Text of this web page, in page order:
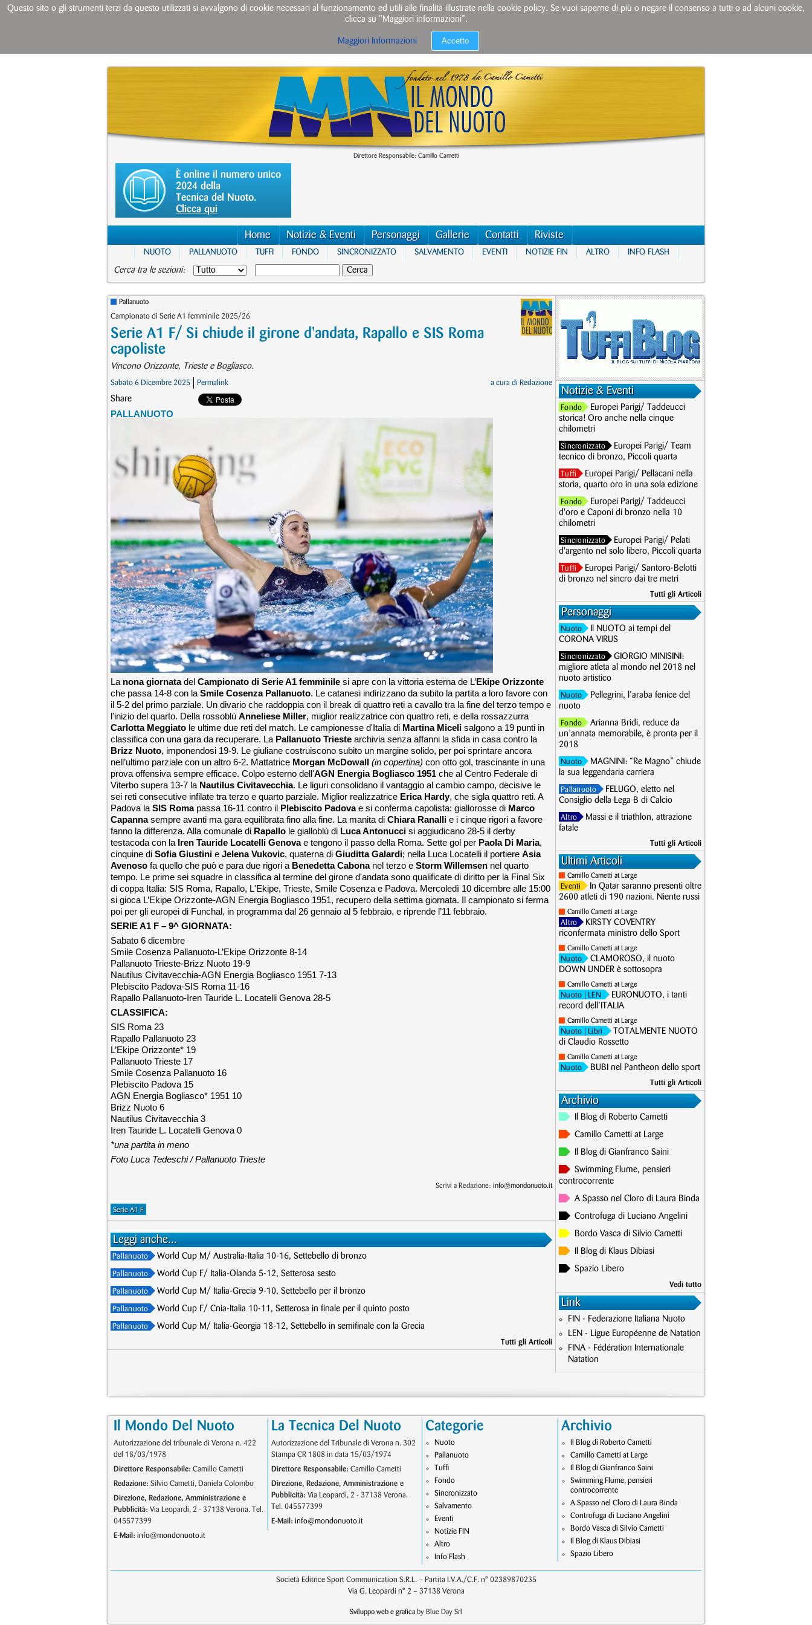
Direttore Responsabile: Camillo Cametti
È online il numero unico
2024 della
Tecnica del Nuoto.
Clicca qui
Home Notizie & Eventi Personaggi Gallerie Contatti Riviste
NUOTO PALLANUOTO TUFFI FONDO SINCRONIZZATO SALVAMENTO EVENTI NOTIZIE FIN ALTRO INFO FLASH
Cerca tra le sezioni:
Pallanuoto
Campionato di Serie A1 femminile 2025/26
Serie A1 F/ Si chiude il girone d'andata, Rapallo e SIS Roma
capoliste
Vincono Orizzonte, Trieste e Bogliasco.
Sabato 6 Dicembre 2025 Permalink a cura di Redazione
Share
PALLANUOTO
La nona giornatadel Campionato di Serie A1 femminile si apre con la vittoria esterna de L’Ekipe Orizzonte
che passa 14-8 con la Smile Cosenza Pallanuoto. Le catanesi indirizzano da subito la partita a loro favore con
il 5-2 del primo parziale. Un divario che raddoppia con il break di quattro reti a cavallo tra la fine del terzo tempo e
l'inizio del quarto. Della rossoblù Anneliese Miller, miglior realizzatrice con quattro reti, e della rossazzurra
Carlotta Meggiato le ultime due reti del match. Le campionesse d'Italia di Martina Miceli salgono a 19 punti in
classifica con una gara da recuperare. La Pallanuoto Trieste archivia senza affanni la sfida in casa contro la
Brizz Nuoto, imponendosi 19-9. Le giuliane costruiscono subito un margine solido, per poi sprintare ancora
nell’ultimo parziale con un altro 6-2. Mattatrice Morgan McDowall (in copertina) con otto gol, trascinante in una
prova offensiva sempre efficace. Colpo esterno dell'AGN Energia Bogliasco 1951 che al Centro Federale di
Viterbo supera 13-7 la Nautilus Civitavecchia. Le liguri consolidano il vantaggio al cambio campo, decisive le
sei reti consecutive infilate tra terzo e quarto parziale. Miglior realizzatrice Erica Hardy, che sigla quattro reti. A
Padova la SIS Romapassa 16-11 contro il Plebiscito Padovae si conferma capolista: giallorosse di Marco
Capannasempre avanti ma gara equilibrata fino alla fine. La manita di Chiara Ranalli e i cinque rigori a favore
fanno la differenza. Alla comunale di Rapallo le gialloblù di Luca Antonucci si aggiudicano 28-5 il derby
testacoda con la Iren Tauride Locatelli Genovae tengono il passo della Roma. Sette gol per Paola Di Maria,
cinquine di Sofia Giustini e Jelena Vukovic, quaterna di Giuditta Galardi; nella Luca Locatelli il portiere Asia
Avenoso fa quello che può e para due rigori a Benedetta Cabonanel terzo e Storm Willemsen nel quarto
tempo. Le prime sei squadre in classifica al termine del girone d'andata sono qualificate di diritto per la Final Six
di coppa Italia: SIS Roma, Rapallo, L'Ekipe, Trieste, Smile Cosenza e Padova. Mercoledì 10 dicembre alle 15:00
si gioca L’Ekipe Orizzonte-AGN Energia Bogliasco 1951, recupero della settima giornata. Il campionato si ferma
poi per gli europei di Funchal, in programma dal 26 gennaio al 5 febbraio, e riprende l’11 febbraio.
SERIE A1 F – 9^ GIORNATA:
Sabato 6 dicembre
Smile Cosenza Pallanuoto-L’Ekipe Orizzonte 8-14
Pallanuoto Trieste-Brizz Nuoto 19-9
Nautilus Civitavecchia-AGN Energia Bogliasco 1951 7-13
Plebiscito Padova-SIS Roma 11-16
Rapallo Pallanuoto-Iren Tauride L. Locatelli Genova 28-5
CLASSIFICA:
SIS Roma 23
Rapallo Pallanuoto 23
L’Ekipe Orizzonte* 19
Pallanuoto Trieste 17
Smile Cosenza Pallanuoto 16
Plebiscito Padova 15
AGN Energia Bogliasco* 1951 10
Brizz Nuoto 6
Nautilus Civitavecchia 3
Iren Tauride L. Locatelli Genova 0
*una partita in meno
Foto Luca Tedeschi / Pallanuoto Trieste
Scrivi a Redazione: info@mondonuoto.it
Serie A1 F
Leggi anche...
Pallanuoto World Cup M/ Australia-Italia 10-16, Settebello di bronzo
Pallanuoto World Cup F/ Italia-Olanda 5-12, Setterosa sesto
Pallanuoto World Cup M/ Italia-Grecia 9-10, Settebello per il bronzo
Pallanuoto World Cup F/ Cnia-Italia 10-11, Setterosa in finale per il quinto posto
Pallanuoto World Cup M/ Italia-Georgia 18-12, Settebello in semifinale con la Grecia
Tutti gli Articoli
Notizie & Eventi
Fondo
Europei Parigi/ Taddeucci
storica! Oro anche nella cinque
chilometri
Sincronizzato
Europei Parigi/ Team
tecnico di bronzo, Piccoli quarta
Tuffi
Europei Parigi/ Pellacani nella
storia, quarto oro in una sola edizione
Fondo
Europei Parigi/ Taddeucci
d'oro e Caponi di bronzo nella 10
chilometri
Sincronizzato
Europei Parigi/ Pelati
d'argento nel solo libero, Piccoli quarta
Tuffi
Europei Parigi/ Santoro-Belotti
di bronzo nel sincro dai tre metri
Tutti gli Articoli
Personaggi
Nuoto
Il NUOTO ai tempi del
CORONA VIRUS
Sincronizzato
GIORGIO MINISINI:
migliore atleta al mondo nel 2018 nel
nuoto artistico
Nuoto
Pellegrini, l’araba fenice del
nuoto
Fondo
Arianna Bridi, reduce da
un’annata memorabile, è pronta per il
2018
Nuoto
MAGNINI: “Re Magno” chiude
la sua leggendaria carriera
Pallanuoto
FELUGO, eletto nel
Consiglio della Lega B di Calcio
Altro
Massi e il triathlon, attrazione
fatale
Tutti gli Articoli
Ultimi Articoli
Camillo Cametti at Large
Eventi
In Qatar saranno presenti oltre
2600 atleti di 190 nazioni. Niente russi
Camillo Cametti at Large
Altro
KIRSTY COVENTRY
riconfermata ministro dello Sport
Camillo Cametti at Large
Nuoto
CLAMOROSO, il nuoto
DOWN UNDER è sottosopra
Camillo Cametti at Large
Nuoto | LEN
EURONUOTO, i tanti
record dell’ITALIA
Camillo Cametti at Large
Nuoto | Libri
TOTALMENTE NUOTO
di Claudio Rossetto
Camillo Cametti at Large
Nuoto BUBI nel Pantheon dello sport
Tutti gli Articoli
Archivio
Il Blog di Roberto Cametti
Camillo Cametti at Large
Il Blog di Gianfranco Saini
Swimming Flume, pensieri
controcorrente
A Spasso nel Cloro di Laura Binda
Controfuga di Luciano Angelini
Bordo Vasca di Silvio Cametti
Il Blog di Klaus Dibiasi
Spazio Libero
Vedi tutto
Link
FIN - Federazione Italiana Nuoto
LEN - Ligue Européenne de Natation
FINA - Fédération Internationale
Natation
Il Mondo Del Nuoto
Autorizzazione del tribunale di Verona n. 422
del 18/03/1978
Direttore Responsabile: Camillo Cametti
Redazione: Silvio Cametti, Daniela Colombo
Direzione, Redazione, Amministrazione e
Pubblicità: Via Leopardi, 2 - 37138 Verona. Tel.
045577399
E-Mail: info@mondonuoto.it
La Tecnica Del Nuoto
Autorizzazione del Tribunale di Verona n. 302
Stampa CR 1808 in data 15/03/1974
Direttore Responsabile: Camillo Cametti
Direzione, Redazione, Amministrazione e
Pubblicità: Via Leopardi, 2 - 37138 Verona.
Tel. 045577399
E-Mail: info@mondonuoto.it
Categorie
Nuoto
Pallanuoto
Tuffi
Fondo
Sincronizzato
Salvamento
Eventi
Notizie FIN
Altro
Info Flash
Archivio
Il Blog di Roberto Cametti
Camillo Cametti at Large
Il Blog di Gianfranco Saini
Swimming Flume, pensieri
controcorrente
A Spasso nel Cloro di Laura Binda
Controfuga di Luciano Angelini
Bordo Vasca di Silvio Cametti
Il Blog di Klaus Dibiasi
Spazio Libero
Società Editrice Sport Communication S.R.L. – Partita I.V.A./C.F. n° 02389870235
Via G. Leopardi n° 2 – 37138 Verona
Sviluppo web e grafica by Blue Day Srl
Questo sito o gli strumenti terzi da questo utilizzati si avvalgono di cookie necessari al funzionamento ed utili alle finalità illustrate nella cookie policy. Se vuoi saperne di più o negare il consenso a tutti o ad alcuni cookie,
clicca su "Maggiori informazioni”.
Maggiori Informazioni Accetto